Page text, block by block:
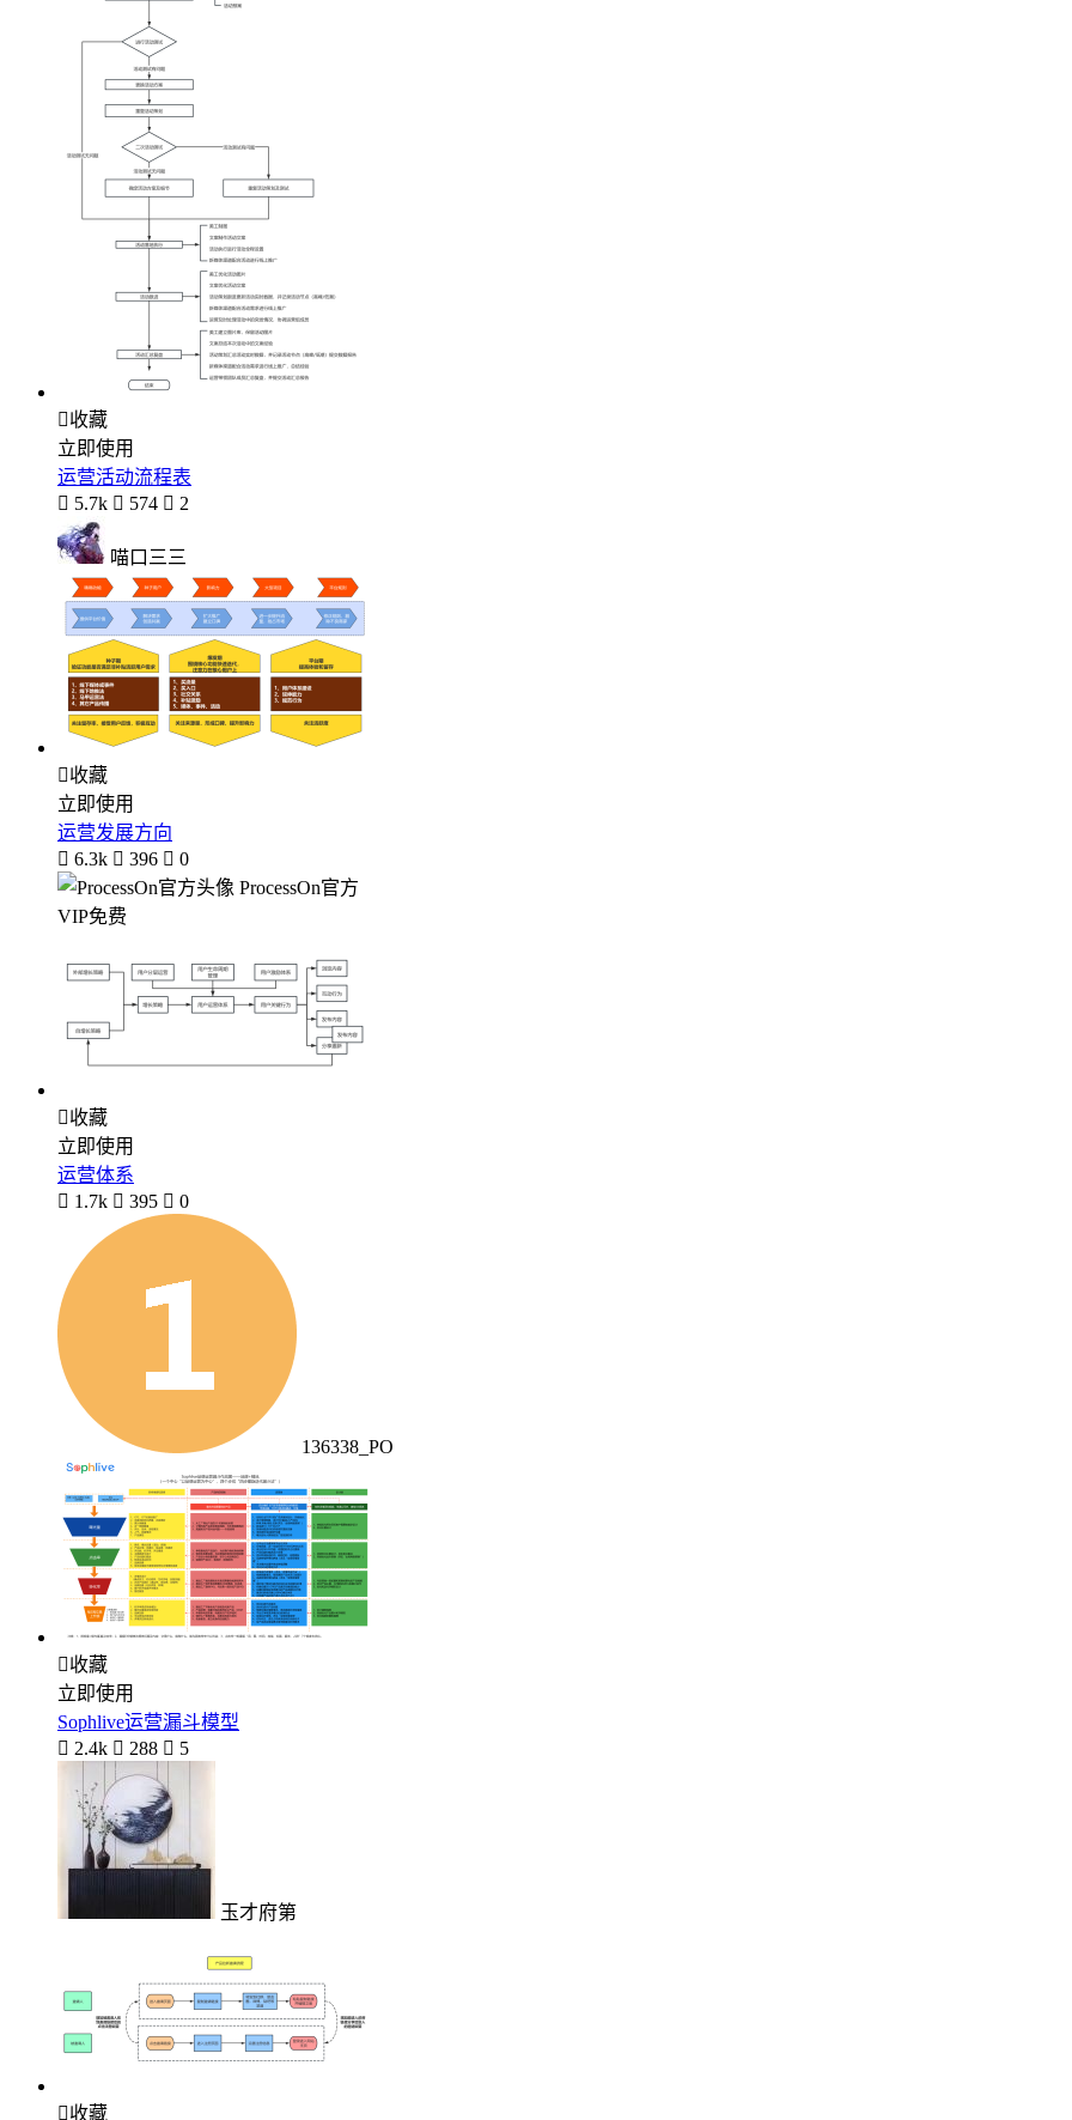
收藏
立即使用
运营活动流程表
 5.7k  574  2
喵口三三
收藏
立即使用
运营发展方向
 6.3k  396  0
ProcessOn官方
VIP免费
收藏
立即使用
运营体系
 1.7k  395  0
136338_PO
收藏
立即使用
Sophlive运营漏斗模型
 2.4k  288  5
玉才府第
收藏